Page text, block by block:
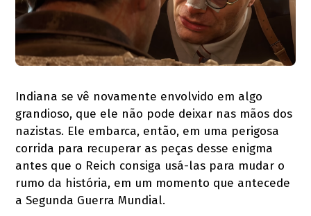
Indiana se vê novamente envolvido em algo
grandioso, que ele não pode deixar nas mãos dos
nazistas. Ele embarca, então, em uma perigosa
corrida para recuperar as peças desse enigma
antes que o Reich consiga usá-las para mudar o
rumo da história, em um momento que antecede
a Segunda Guerra Mundial.